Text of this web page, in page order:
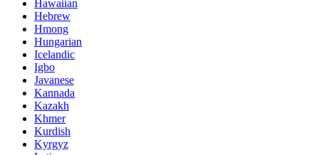
Hawaiian
Hebrew
Hmong
Hungarian
Icelandic
Igbo
Javanese
Kannada
Kazakh
Khmer
Kurdish
Kyrgyz